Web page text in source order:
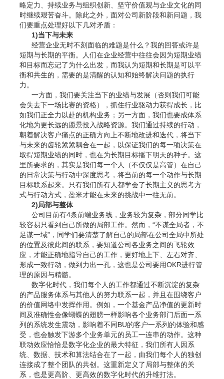
略定力、持续业务与组织创新、坚守价值观与企业文化的同
时继续艰苦奋斗。除此之外，面对公司新阶段和新问题，我
们要重点处理好以下几对矛盾：
1)当下与未来
经营企业无时不刻面临的难题是什么？我的回答或许是
短期与长期的平衡。人们在企业经营中往往会因为短期业绩
和目标而忘记了为什么出发，而我认为短期和长期是可以平
衡和共生的，需要的是清醒的认知和始终解决问题的执行
力。
一方面，我们要关注当下的业绩与发展（否则我们可能
会失去下一场比赛的资格），抓住行业驱动力获得成长，比
如我们正全力以赴的机构业务；另一方面，我们也要成体系
化地为更长远的愿景投入战略资源。我们通过持续的行动，
朝着解决客户痛点的正确方向上不断地改进和迭代，将当下
与未来的齿轮紧紧耦合在一起，以保证我们的每一项决策在
取得短期业绩的同时，也在为长期目标播下明天的种子。这
里所要求的，其实是我们每一个人（不仅仅是高管）在自己
的日常决策与行动中深度思考，将当前的每一个动作与长期
目标联系起来。只有我们所有人都学会了长期主义的思考方
式与行动方式，盈米才能在未来的挑战中一往无前。
2)局部与整体
公司目前有4条前端业务线，业务较为复杂，部分同学比
较容易只看到自己所做的局部工作。然而，“不谋全局者，不
足谋一域”，同学们要清楚了解自己的局部在公司全局中所处
的位置及彼此间的联系，要知道公司各业务之间的飞轮效
应，才能正确地指导自己的工作，更好地上下、左右对齐、
形成一致行动，做到力出一孔，这也是公司要用OKR进行管
理的原因与精髓。
数字化时代，我们每个人的工作都通过不断沉淀的复杂
的产品服务体系与其他人的努力联系一起，并且在围绕客户
的价值网络中发挥作用。例如，一个基金产品净值的更新时
间及准确性会像蝴蝶的翅膀一样影响各个业务部门后面一系
列的系统发生震动，影响着不同BU的客户一系列的体验和感
受，也会触发下游多个业务单元的员工一连串的动作。这种
联动效应恰恰是数字化企业的最大特征，我们所有人因系
统、数据、技术和算法结合在了一起，由我们每个人的独创
连接成了整个团队的共创。这重新定义了局部与整体的关
系，也是更高阶、更高效的数字化时代的升维打法。